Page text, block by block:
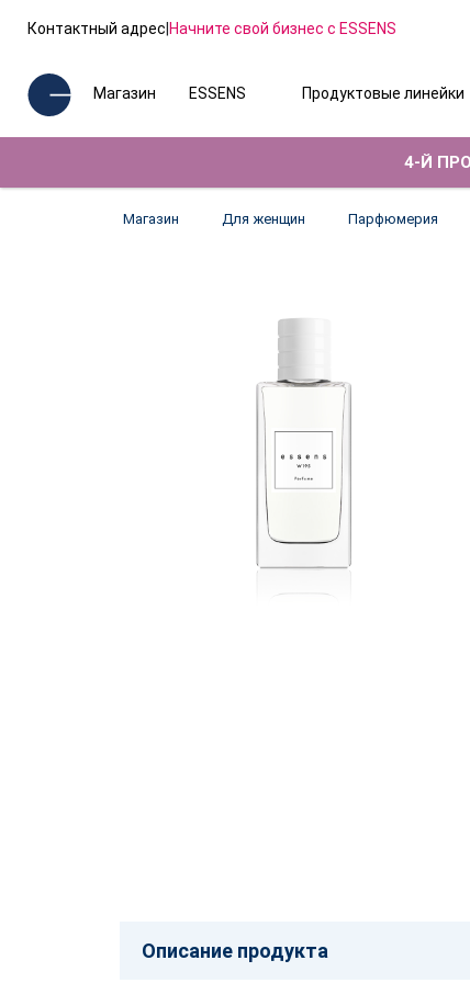
Контактный адрес|Начните свой бизнес с ESSENS
Магазин ESSENS Продуктовые линейки
4-Й
Магазин Для женщин Парфюмерия
Описание продукта